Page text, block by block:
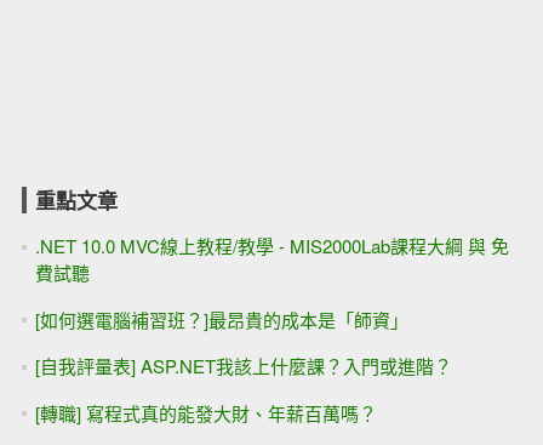
重點文章
.NET 10.0 MVC線上教程/教學 - MIS2000Lab課程大綱 與 免
費試聽
[如何選電腦補習班？]最昂貴的成本是「師資」
[自我評量表] ASP.NET我該上什麼課？入門或進階？
[轉職] 寫程式真的能發大財、年薪百萬嗎？